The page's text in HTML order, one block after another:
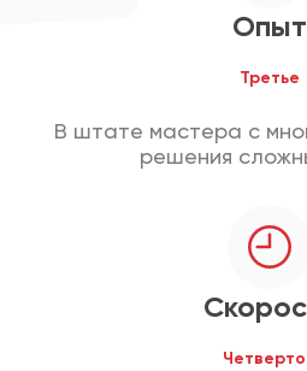
Опыт
Третье
В штате мастера с
решения